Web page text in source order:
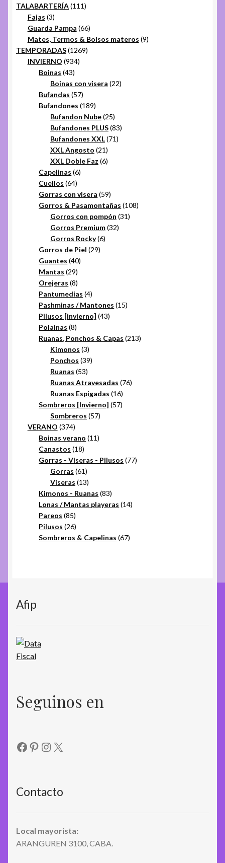
productos
TALABARTERÍA 111111
Fajas 33
productos
Guarda Pampa 6666
productos
Mates, Termos & Bolsos materos 99
TEMPORADAS 12691269
INVIERNO 934934
Boinas 4343
productos
Boinas con visera 2222
Bufandas 5757
productos
Bufandones 189189
productos
Bufandon Nube 2525
productos
Bufandones PLUS 8383
Bufandones XXL 7171
XXL Angosto 2121
productos
XXL Doble Faz 66
Capelinas 66
Cuellos 6464
productos
Gorras con visera 5959
productos
Gorros & Pasamontañas 108108
Gorros con pompón 3131
Gorros Premium 3232
Gorros Rocky 66
Gorros de Piel 2929
Guantes 4040
Mantas 2929
productos
Orejeras 88
productos
Pantumedias 44
productos
Pashminas / Mantones 1515
Pilusos [invierno] 4343
Polainas 88
productos
Ruanas, Ponchos & Capas 213213
Kimonos 33
productos
Ponchos 3939
Ruanas 5353
productos
Ruanas Atravesadas 7676
Ruanas Espigadas 1616
productos
Sombreros [Invierno] 5757
Sombreros 5757
VERANO 374374
productos
Boinas verano 1111
Canastos 1818
productos
Gorras - Viseras - Pilusos 7777
Gorras 6161
productos
Viseras 1313
productos
Kimonos - Ruanas 8383
productos
Lonas / Mantas playeras 1414
Pareos 8585
productos
Pilusos 2626
productos
Sombreros & Capelinas 6767
Afip
Seguinos en
Facebook
Pinterest
Instagram
X
Contacto
Local mayorista:
ARANGUREN 3100, CABA.